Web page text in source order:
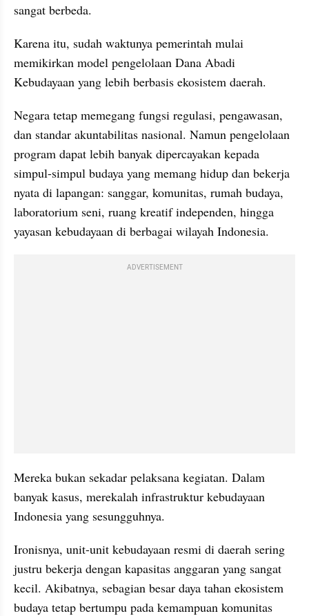
sangat berbeda.
Karena itu, sudah waktunya pemerintah mulai
memikirkan model pengelolaan Dana Abadi
Kebudayaan yang lebih berbasis ekosistem daerah.
Negara tetap memegang fungsi regulasi, pengawasan,
dan standar akuntabilitas nasional. Namun pengelolaan
program dapat lebih banyak dipercayakan kepada
simpul-simpul budaya yang memang hidup dan bekerja
nyata di lapangan: sanggar, komunitas, rumah budaya,
laboratorium seni, ruang kreatif independen, hingga
yayasan kebudayaan di berbagai wilayah Indonesia.
ADVERTISEMENT
Mereka bukan sekadar pelaksana kegiatan. Dalam
banyak kasus, merekalah infrastruktur kebudayaan
Indonesia yang sesungguhnya.
Ironisnya, unit-unit kebudayaan resmi di daerah sering
justru bekerja dengan kapasitas anggaran yang sangat
kecil. Akibatnya, sebagian besar daya tahan ekosistem
budaya tetap bertumpu pada kemampuan komunitas